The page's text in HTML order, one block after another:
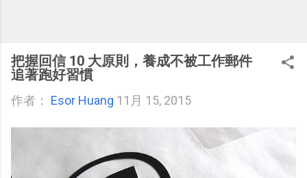
把握回信 10 大原則，養成不被工作郵件
追著跑好習慣
作者： Esor Huang 11月 15, 2015